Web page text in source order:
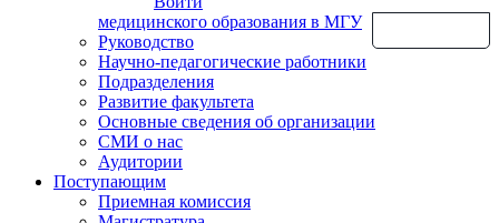
медицинского образования в МГУ
Руководство
Научно-педагогические работники
Подразделения
Развитие факультета
Основные сведения об организации
СМИ о нас
Аудитории
Поступающим
Приемная комиссия